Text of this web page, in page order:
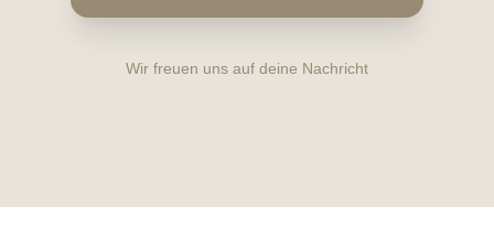
Wir freuen uns auf deine Nachricht